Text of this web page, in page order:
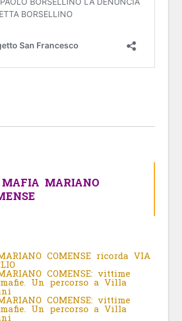
MARIANO
COMENSE ricorda VIA
COMENSE: vittime
Un percorso a Villa
COMENSE: vittime
Un percorso a Villa